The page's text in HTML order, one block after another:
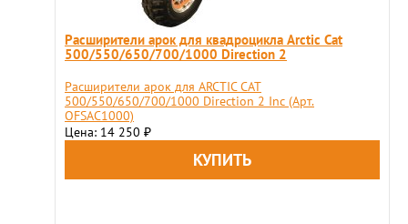
Расширители арок для квадроцикла Arctiс Cat
500/550/650/700/1000 Direction 2
Расширители арок для ARCTIС CAT
500/550/650/700/1000 Direction 2 Inc (Арт.
OFSAC1000)
Цена: 14 250 ₽